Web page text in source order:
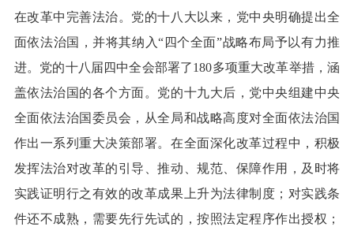
在改革中完善法治。党的十八大以来，党中央明确提出全
面依法治国，并将其纳入“四个全面”战略布局予以有力推
进。党的十八届四中全会部署了180多项重大改革举措，涵
盖依法治国的各个方面。党的十九大后，党中央组建中央
全面依法治国委员会，从全局和战略高度对全面依法治国
作出一系列重大决策部署。在全面深化改革过程中，积极
发挥法治对改革的引导、推动、规范、保障作用，及时将
实践证明行之有效的改革成果上升为法律制度；对实践条
件还不成熟，需要先行先试的，按照法定程序作出授权；